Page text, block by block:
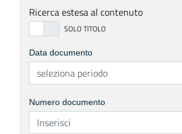
Ricerca estesa al contenuto
Data documento
Numero documento